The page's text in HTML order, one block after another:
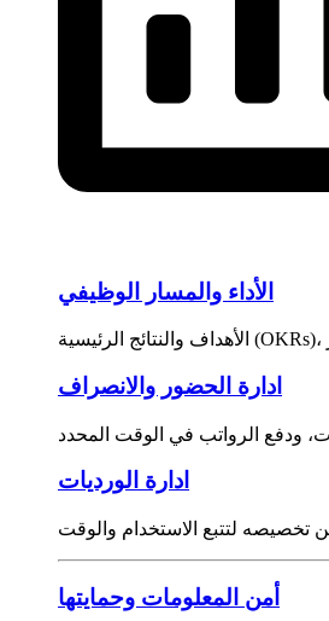
الأداء والمسار الوظيفي
ادارة الحضور والانصراف
ودفع الرواتب في الوقت المحدد
ادارة الورديات
تخصيصه لتتبع الاستخدام والوقت
أمن المعلومات وحمايتها